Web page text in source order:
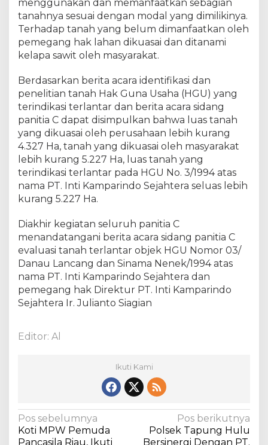
T
u
n
t
a
n
P
e
r
m
a
a
l
n
L
a
h
a
n
menggunakan dan memanfaatkan sebagian
tanahnya sesuai dengan modal yang dimilikinya.
Terhadap tanah yang belum dimanfaatkan oleh
pemegang hak lahan dikuasai dan ditanami
kelapa sawit oleh masyarakat.
Berdasarkan berita acara identifikasi dan
penelitian tanah Hak Guna Usaha (HGU) yang
terindikasi terlantar dan berita acara sidang
panitia C dapat disimpulkan bahwa luas tanah
yang dikuasai oleh perusahaan lebih kurang
4.327 Ha, tanah yang dikuasai oleh masyarakat
lebih kurang 5.227 Ha, luas tanah yang
terindikasi terlantar pada HGU No. 3/1994 atas
nama PT. Inti Kamparindo Sejahtera seluas lebih
kurang 5.227 Ha.
Diakhir kegiatan seluruh panitia C
menandatangani berita acara sidang panitia C
evaluasi tanah terlantar objek HGU Nomor 03/
Danau Lancang dan Sinama Nenek/1994 atas
nama PT. Inti Kamparindo Sejahtera dan
pemegang hak Direktur PT. Inti Kamparindo
Sejahtera Ir. Julianto Siagian
Editor: Al
Ikuti Kami
N
a
Pos sebelumnya
Koti MPW Pemuda
Pancasila Riau, Ikuti
Pos berikutnya
Polsek Tapung Hulu
Bersinergi Dengan PT.